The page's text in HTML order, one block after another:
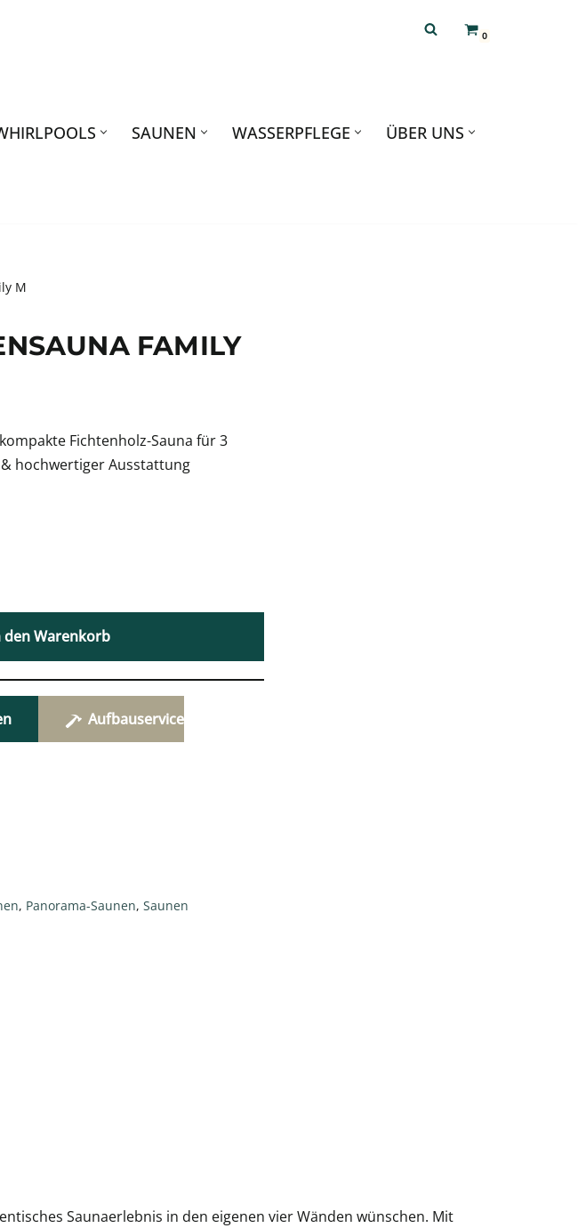
0
SAUNEN WASSERPFLEGE ÜBER UNS
M
FAMILY
Fichtenholz-Sauna für 3
hochwertiger Ausstattung
den Warenkorb
Aufbauservice
, Panorama-Saunen, Saunen
Saunaerlebnis in den eigenen vier Wänden wünschen. Mit